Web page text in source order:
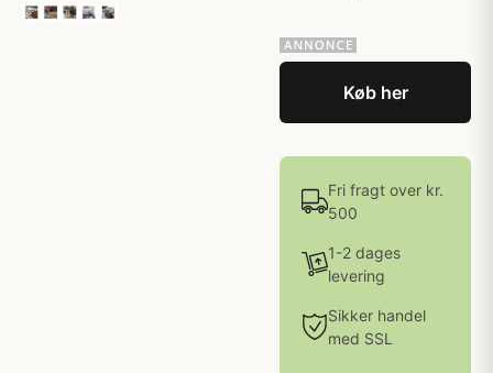
Køb her
Fri fragt over kr.
500
1-2 dages
levering
Sikker handel
med SSL